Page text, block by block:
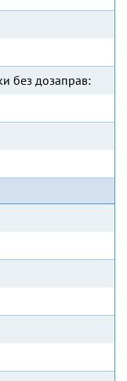
без дозаправ: